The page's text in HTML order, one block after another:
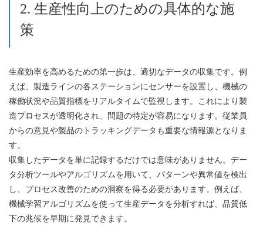
2. 生産性向上のための具体的な施
策
生産効率を高めるための第一歩は、適切なデータの収集です。例
えば、製造ラインの各ステーションにセンサーを設置し、機械の
稼働状況や品質指標をリアルタイムで監視します。これにより製
造プロセスが透明化され、問題の特定が容易になります。従業員
からの意見や製品のトラッキングデータも重要な情報源となりま
す。
収集したデータを単に記録するだけでは意味がありません。デー
タ分析ツールやアルゴリズムを用いて、パターンや異常値を検出
し、プロセス改善のための洞察を得る必要があります。例えば、
機械学習アルゴリズムを使って生産データを分析すれば、品質低
下の兆候を早期に発見できます。